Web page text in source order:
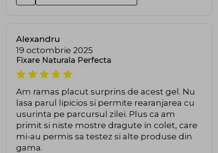
Alexandru
19 octombrie 2025
Fixare Naturala Perfecta
Am ramas placut surprins de acest gel. Nu
lasa parul lipicios si permite rearanjarea cu
usurinta pe parcursul zilei. Plus ca am
primit si niste mostre dragute in colet, care
mi-au permis sa testez si alte produse din
gama.